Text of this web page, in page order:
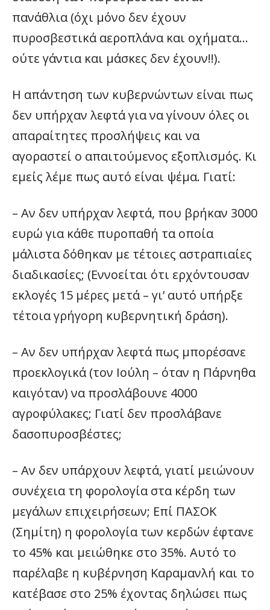
πανάθλια (όχι μόνο δεν έχουν
πυροσβεστικά αεροπλάνα και οχήματα…
ούτε γάντια και μάσκες δεν έχουν!!).
Η απάντηση των κυβερνώντων είναι πως
δεν υπήρχαν λεφτά για να γίνουν όλες οι
απαραίτητες προσλήψεις και να
αγοραστεί ο απαιτούμενος εξοπλισμός. Κι
εμείς λέμε πως αυτό είναι ψέμα. Γιατί:
– Αν δεν υπήρχαν λεφτά, που βρήκαν 3000
ευρώ για κάθε πυροπαθή τα οποία
μάλιστα δόθηκαν με τέτοιες αστραπιαίες
διαδικασίες; (Εννοείται ότι ερχόντουσαν
εκλογές 15 μέρες μετά – γι’ αυτό υπήρξε
τέτοια γρήγορη κυβερνητική δράση).
– Αν δεν υπήρχαν λεφτά πως μπορέσανε
προεκλογικά (τον Ιούλη – όταν η Πάρνηθα
καιγόταν) να προσλάβουνε 4000
αγροφύλακες; Γιατί δεν προσλάβανε
δασοπυροσβέστες;
– Αν δεν υπάρχουν λεφτά, γιατί μειώνουν
συνέχεια τη φορολογία στα κέρδη των
μεγάλων επιχειρήσεων; Επί ΠΑΣΟΚ
(Σημίτη) η φορολογία των κερδών έφτανε
το 45% και μειώθηκε στο 35%. Αυτό το
παρέλαβε η κυβέρνηση Καραμανλή και το
κατέβασε στο 25% έχοντας δηλώσει πως